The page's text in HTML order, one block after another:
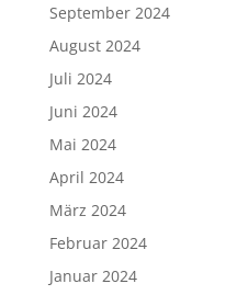
September 2024
August 2024
Juli 2024
Juni 2024
Mai 2024
April 2024
März 2024
Februar 2024
Januar 2024